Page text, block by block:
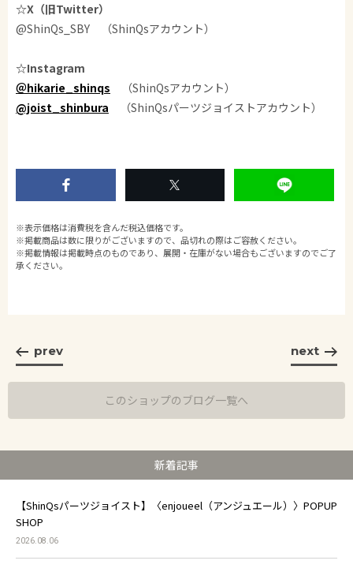
☆X（旧Twitter）
@ShinQs_SBY （ShinQsアカウント）
☆Instagram
＠hikarie_shinqs
（ShinQsアカウント）
@joist_shinbura （ShinQsパーツジョイストアカウント）
※表示価格は消費税を含んだ税込価格です。
※掲載商品は数に限りがございますので、品切れの際はご容赦ください。
※掲載情報は掲載時点のものであり、展開・在庫がない場合もございますのでご了
承ください。
prev next
このショップのブログ一覧へ
新着記事
【ShinQsパーツジョイスト】〈enjoueel（アンジュエール）〉POPUP
SHOP
2026.08.06